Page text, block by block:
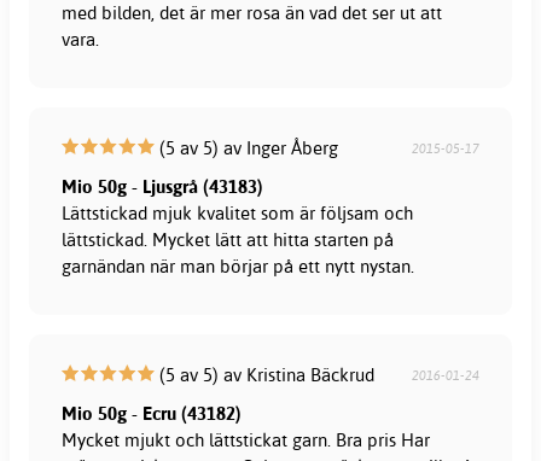
med bilden, det är mer rosa än vad det ser ut att
vara.
(5 av 5) av Inger Åberg 2015-05-17
Mio 50g - Ljusgrå (43183)
Lättstickad mjuk kvalitet som är följsam och
lättstickad. Mycket lätt att hitta starten på
garnändan när man börjar på ett nytt nystan.
(5 av 5) av Kristina Bäckrud 2016-01-24
Mio 50g - Ecru (43182)
Mycket mjukt och lättstickat garn. Bra pris Har